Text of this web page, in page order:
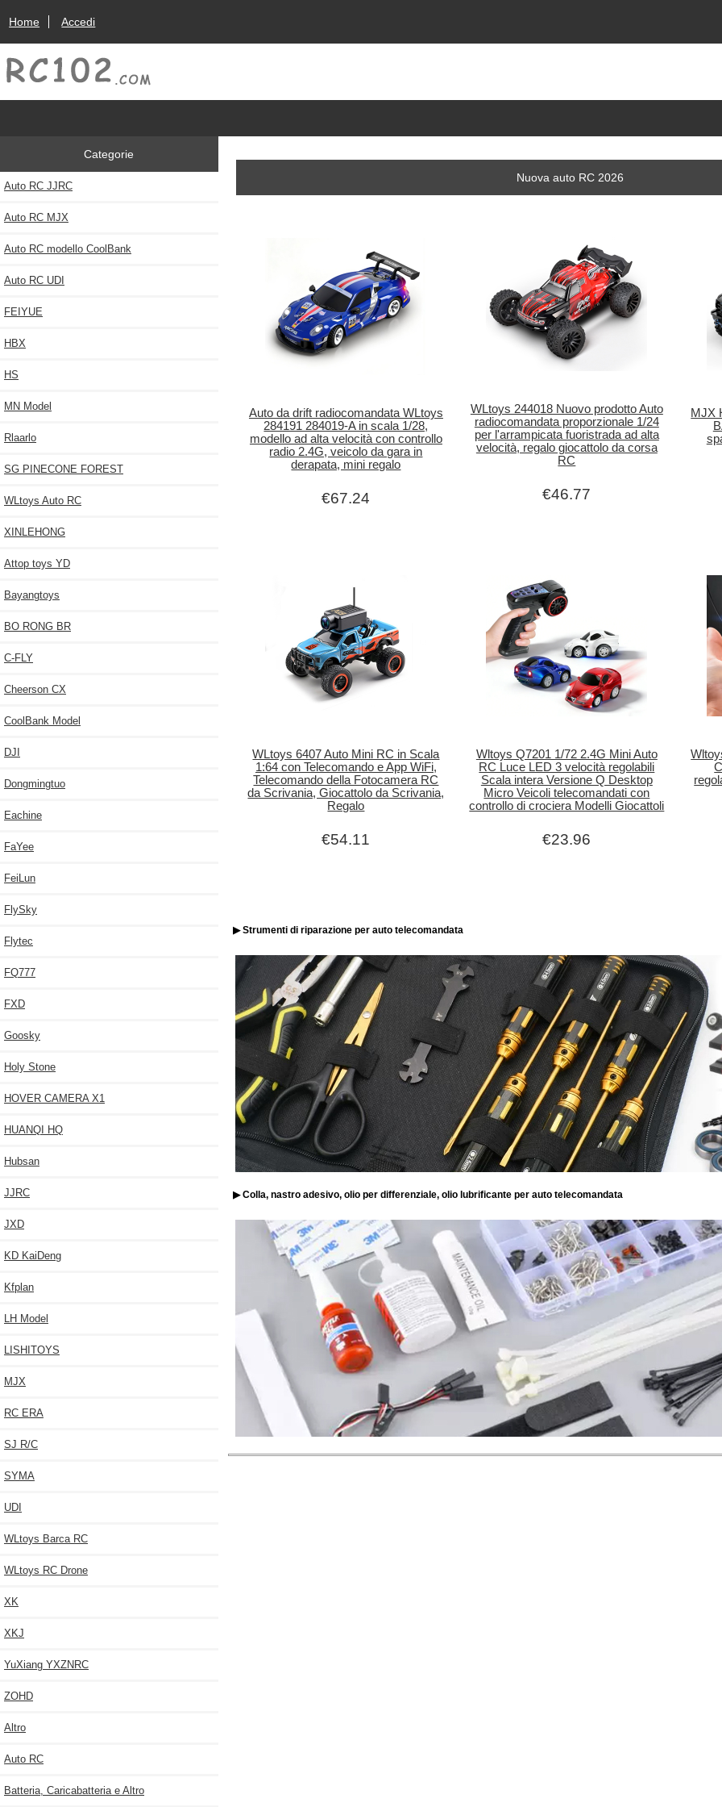
Home Accedi
Categorie
Auto RC JJRC
Auto RC MJX
Auto RC modello CoolBank
Auto RC UDI
FEIYUE
HBX
HS
MN Model
Rlaarlo
SG PINECONE FOREST
WLtoys Auto RC
XINLEHONG
Attop toys YD
Bayangtoys
BO RONG BR
C-FLY
Cheerson CX
CoolBank Model
DJI
Dongmingtuo
Eachine
FaYee
FeiLun
FlySky
Flytec
FQ777
FXD
Goosky
Holy Stone
HOVER CAMERA X1
HUANQI HQ
Hubsan
JJRC
JXD
KD KaiDeng
Kfplan
LH Model
LISHITOYS
MJX
RC ERA
SJ R/C
SYMA
UDI
WLtoys Barca RC
WLtoys RC Drone
XK
XKJ
YuXiang YXZNRC
ZOHD
Altro
Auto RC
Batteria, Caricabatteria e Altro
Nuova auto RC 2026
Auto da drift radiocomandata WLtoys
284191 284019-A in scala 1/28,
modello ad alta velocità con controllo
radio 2.4G, veicolo da gara in
derapata, mini regalo
€67.24
WLtoys 244018 Nuovo prodotto Auto
radiocomandata proporzionale 1/24
per l'arrampicata fuoristrada ad alta
velocità, regalo giocattolo da corsa
RC
€46.77
MJX
WLtoys 6407 Auto Mini RC in Scala
1:64 con Telecomando e App WiFi,
Telecomando della Fotocamera RC
da Scrivania, Giocattolo da Scrivania,
Regalo
€54.11
Wltoys Q7201 1/72 2.4G Mini Auto
RC Luce LED 3 velocità regolabili
Scala intera Versione Q Desktop
Micro Veicoli telecomandati con
controllo di crociera Modelli Giocattoli
€23.96
▶ Strumenti di riparazione per auto telecomandata
▶ Colla, nastro adesivo, olio per differenziale, olio lubrificante per auto telecomandata